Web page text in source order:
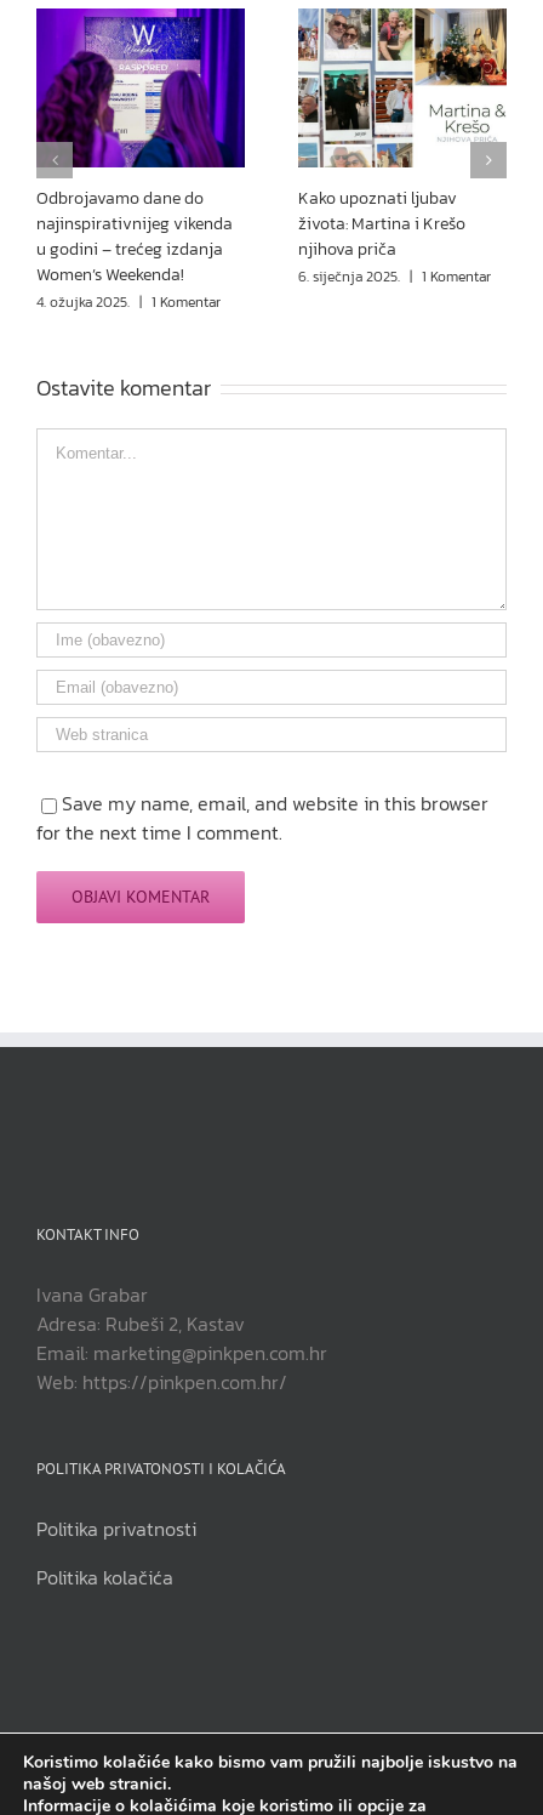
Odbrojavamo dane do
najinspirativnijeg vikenda
u godini – trećeg izdanja
Women’s Weekenda!
4. ožujka 2025. | 1 Komentar
Kako upoznati ljubav
života: Martina i Krešo
njihova priča
6. siječnja 2025. | 1 Komentar
Ostavite komentar
Comment
Save my name, email, and website in this browser
for the next time I comment.
KONTAKT INFO
Ivana Grabar
Adresa: Rubeši 2, Kastav
Email: marketing@pinkpen.com.hr
Web: https://pinkpen.com.hr/
POLITIKA PRIVATONOSTI I KOLAČIĆA
Politika privatnosti
Politika kolačića
Pink Pen j.d.o.o | Sva prava pridržana | Copyright 2014. - 2023.
Koristimo kolačiće kako bismo vam pružili najbolje iskustvo na
našoj web stranici.
Informacije o kolačićima koje koristimo ili opcije za